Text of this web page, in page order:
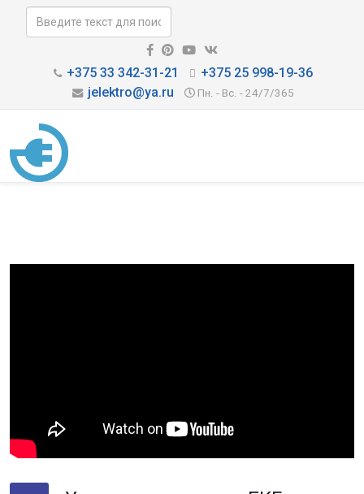
+375 33 342-31-21
+375 25 998-19-36
jelektro@ya.ru
Пн. - Вс. - 24/7/365